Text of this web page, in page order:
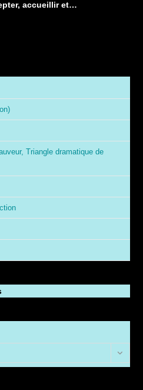
accueillir et…
Triangle dramatique de